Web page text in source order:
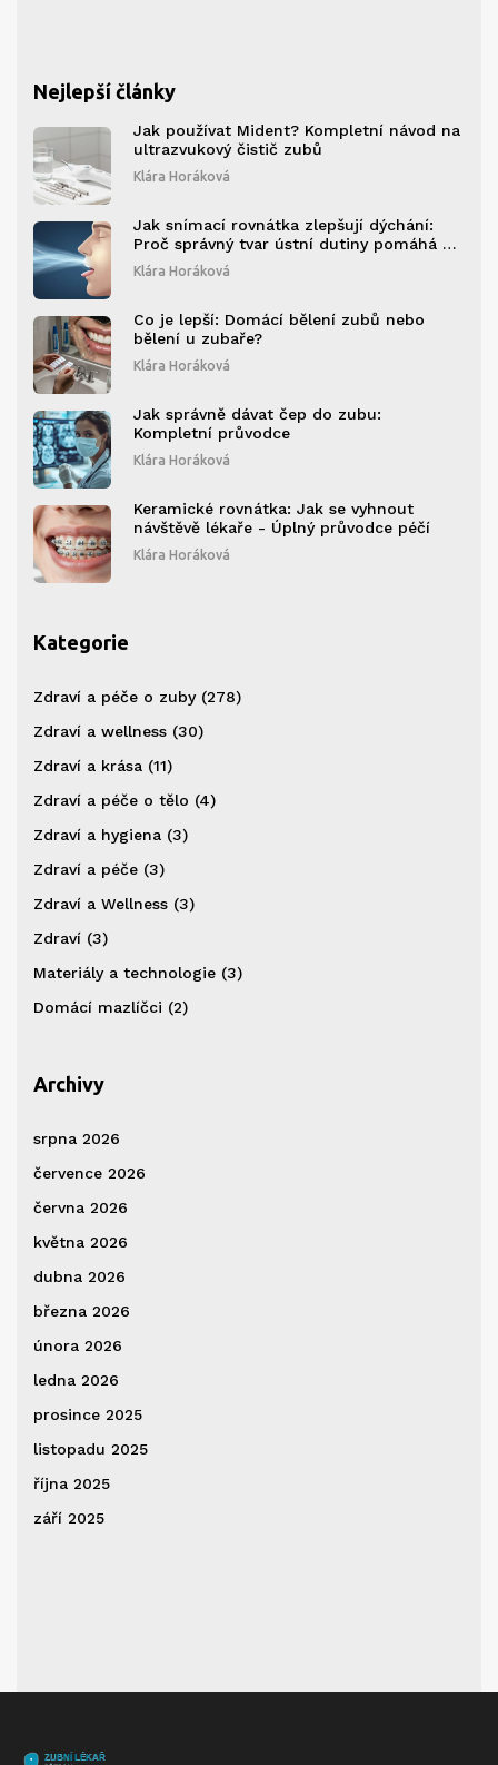
Nejlepší články
Jak používat Mident? Kompletní návod na
ultrazvukový čistič zubů
Klára Horáková
Jak snímací rovnátka zlepšují dýchání:
Proč správný tvar ústní dutiny pomáhá při
spánkové apnoe a alergii
Klára Horáková
Co je lepší: Domácí bělení zubů nebo
bělení u zubaře?
Klára Horáková
Jak správně dávat čep do zubu:
Kompletní průvodce
Klára Horáková
Keramické rovnátka: Jak se vyhnout
návštěvě lékaře - Úplný průvodce péčí
Klára Horáková
Kategorie
Zdraví a péče o zuby (278)
Zdraví a wellness (30)
Zdraví a krása (11)
Zdraví a péče o tělo (4)
Zdraví a hygiena (3)
Zdraví a péče (3)
Zdraví a Wellness (3)
Zdraví (3)
Materiály a technologie (3)
Domácí mazlíčci (2)
Archivy
srpna 2026
července 2026
června 2026
května 2026
dubna 2026
března 2026
února 2026
ledna 2026
prosince 2025
listopadu 2025
října 2025
září 2025